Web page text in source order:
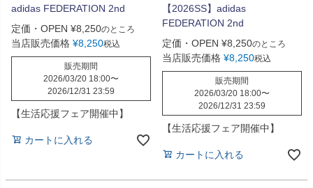
adidas FEDERATION 2nd
定価・OPEN ¥8,250のところ
当店販売価格 ¥8,250税込
販売期間
2026/03/20 18:00〜
2026/12/31 23:59
【生活応援フェア開催中】
カートに入れる
【2026SS】adidas
FEDERATION 2nd
定価・OPEN ¥8,250のところ
当店販売価格 ¥8,250税込
販売期間
2026/03/20 18:00〜
2026/12/31 23:59
【生活応援フェア開催中】
カートに入れる